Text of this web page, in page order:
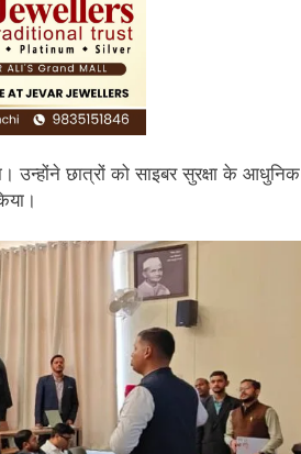
उन्होंने छात्रों को साइबर सुरक्षा के आधुनिक